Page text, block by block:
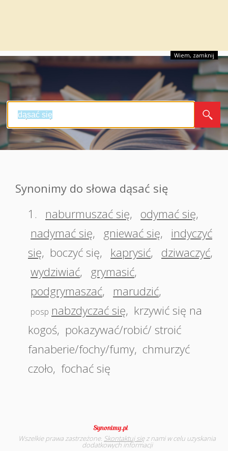
Wiem, zamknij
Synonimy do słowa dąsać się
1.
naburmuszać się, odymać się,
nadymać się, gniewać się,
indyczyć
się, boczyć się, kaprysić, dziwaczyć,
wydziwiać, grymasić,
podgrymaszać, marudzić,
posp nabzdyczać się, krzywić się na
kogoś, pokazywać/robić/ stroić
fanaberie/fochy/fumy, chmurzyć
czoło, fochać się
Wszelkie prawa zastrzeżone. Skontaktuj sięz nami w celu uzyskania
dodatkowych informacji